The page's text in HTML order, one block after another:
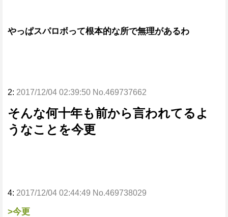
やっぱスパロボって根本的な所で無理があるわ
2: 2017/12/04 02:39:50 No.469737662
そんな何十年も前から言われてるよ
うなことを今更
4: 2017/12/04 02:44:49 No.469738029
>今更